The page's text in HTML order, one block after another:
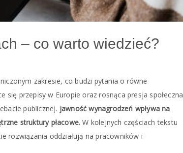
– co warto wiedzieć?
zakresie, co budzi pytania o równe
przepisy w Europie oraz rosnąca presja społeczna
publicznej. jawność wynagrodzeń wpływa na
struktury płacowe. W kolejnych częściach tekstu
rozwiązania oddziałują na pracowników i